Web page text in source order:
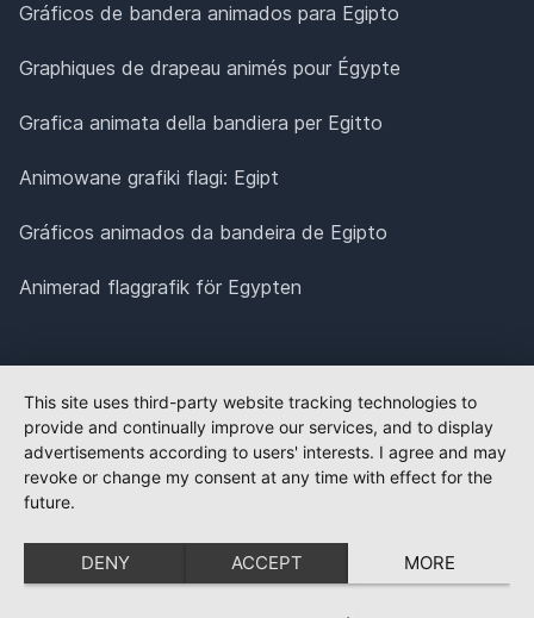
Gráficos de bandera animados para Egipto
Graphiques de drapeau animés pour Égypte
Grafica animata della bandiera per Egitto
Animowane grafiki flagi: Egipt
Gráficos animados da bandeira de Egipto
Animerad flaggrafik för Egypten
This site uses third-party website tracking technologies to
provide and continually improve our services, and to display
advertisements according to users' interests. I agree and may
revoke or change my consent at any time with effect for the
future.
DENY ACCEPT MORE